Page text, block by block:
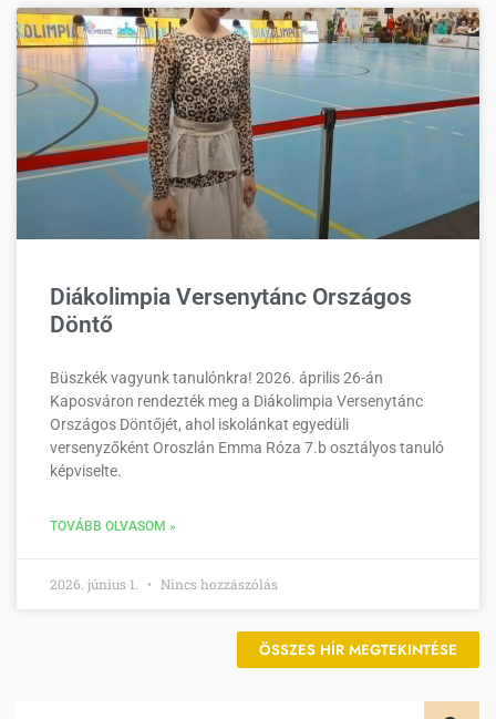
Diákolimpia Versenytánc Országos
Döntő
Büszkék vagyunk tanulónkra! 2026. április 26-án
Kaposváron rendezték meg a Diákolimpia Versenytánc
Országos Döntőjét, ahol iskolánkat egyedüli
versenyzőként Oroszlán Emma Róza 7.b osztályos tanuló
képviselte.
TOVÁBB OLVASOM »
2026. június 1. Nincs hozzászólás
ÖSSZES HÍR MEGTEKINTÉSE